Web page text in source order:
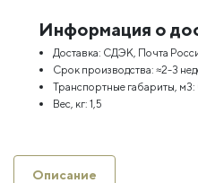
Информация о
Доставка: СДЭК, Почта
Срок производства: ≈2-3
Транспортные габариты, м3:
Вес, кг: 1,5
Описание